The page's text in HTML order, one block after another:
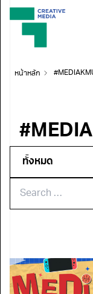
หน้าหลัก